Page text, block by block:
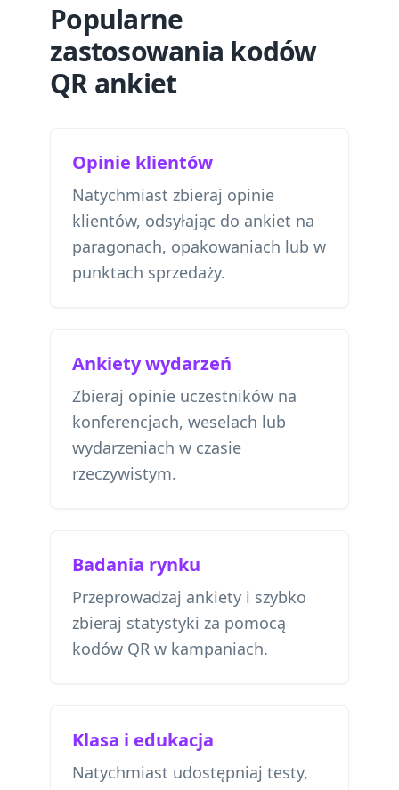
Popularne
zastosowania kodów
QR ankiet
Opinie klientów
Natychmiast zbieraj opinie
klientów, odsyłając do ankiet na
paragonach, opakowaniach lub w
punktach sprzedaży.
Ankiety wydarzeń
Zbieraj opinie uczestników na
konferencjach, weselach lub
wydarzeniach w czasie
rzeczywistym.
Badania rynku
Przeprowadzaj ankiety i szybko
zbieraj statystyki za pomocą
kodów QR w kampaniach.
Klasa i edukacja
Natychmiast udostępniaj testy,